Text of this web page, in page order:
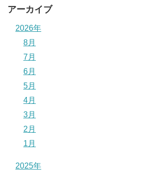
アーカイブ
2026年
8月
7月
6月
5月
4月
3月
2月
1月
2025年